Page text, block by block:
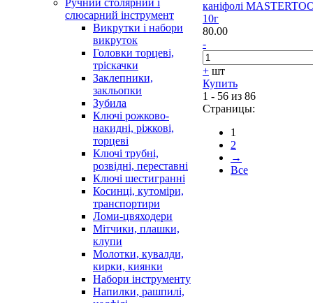
Ручний столярний і
слюсарний інструмент
Викрутки і набори
викруток
Головки торцеві,
тріскачки
Заклепники,
закльопки
Зубила
Ключі рожково-
накидні, ріжкові,
торцеві
Ключі трубні,
розвідні, переставні
Ключі шестигранні
Косинці, кутоміри,
транспортири
Ломи-цвяходери
Мітчики, плашки,
клупи
Молотки, кувалди,
кирки, киянки
Набори інструменту
Напилки, рашпилі,
каніфолі
10г
80.00
-
+ шт
Купить
1 - 56 из 86
Страницы:
1
2
→
Все